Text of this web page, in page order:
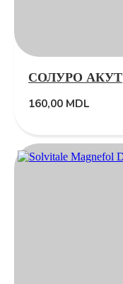
СОЛУРО АКУТ
160,00 MDL